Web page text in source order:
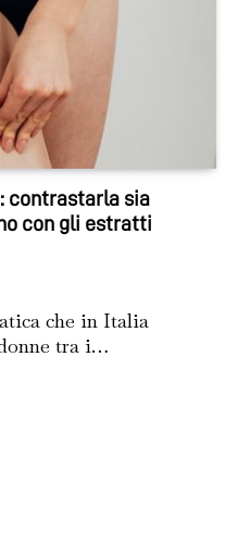
contrastarla sia
con gli estratti
che in Italia
donne tra i…